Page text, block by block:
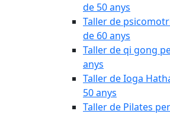
de 50 anys
Taller de
de 60 anys
Taller de qi gong
anys
Taller de Ioga
50 anys
Taller de Pilates